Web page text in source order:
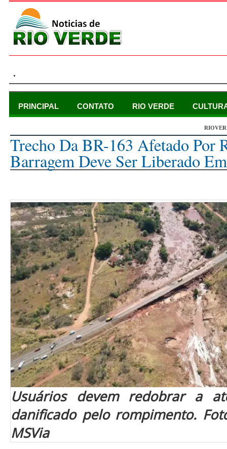
.
PRINCIPAL CONTATO RIO VERDE
Trecho Da BR-163 Afetado Por
Barragem Deve Ser Liberado
Usuários devem redobrar a
danificado pelo rompimento.
MSVia